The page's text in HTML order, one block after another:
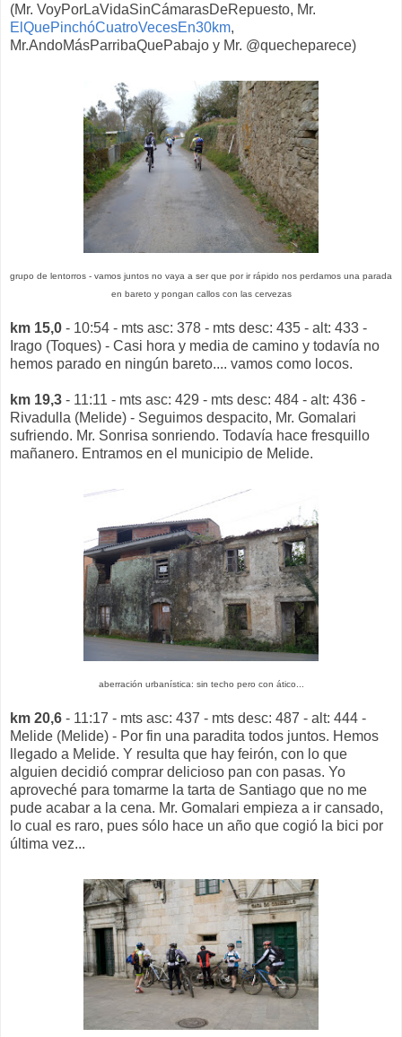
(Mr. VoyPorLaVidaSinCámarasDeRepuesto, Mr.
ElQuePinchóCuatroVecesEn30km,
Mr.AndoMásParribaQuePabajo y Mr. @quecheparece)
grupo de lentorros - vamos juntos no vaya a ser que por ir rápido nos perdamos una parada
en bareto y pongan callos con las cervezas
km 15,0 - 10:54 - mts asc: 378 - mts desc: 435 - alt: 433 -
Irago (Toques) - Casi hora y media de camino y todavía no
hemos parado en ningún bareto.... vamos como locos.
km 19,3 - 11:11 - mts asc: 429 - mts desc: 484 - alt: 436 -
Rivadulla (Melide) - Seguimos despacito, Mr. Gomalari
sufriendo. Mr. Sonrisa sonriendo. Todavía hace fresquillo
mañanero. Entramos en el municipio de Melide.
aberración urbanística: sin techo pero con ático...
km 20,6 - 11:17 - mts asc: 437 - mts desc: 487 - alt: 444 -
Melide (Melide) - Por fin una paradita todos juntos. Hemos
llegado a Melide. Y resulta que hay feirón, con lo que
alguien decidió comprar delicioso pan con pasas. Yo
aproveché para tomarme la tarta de Santiago que no me
pude acabar a la cena. Mr. Gomalari empieza a ir cansado,
lo cual es raro, pues sólo hace un año que cogió la bici por
última vez...